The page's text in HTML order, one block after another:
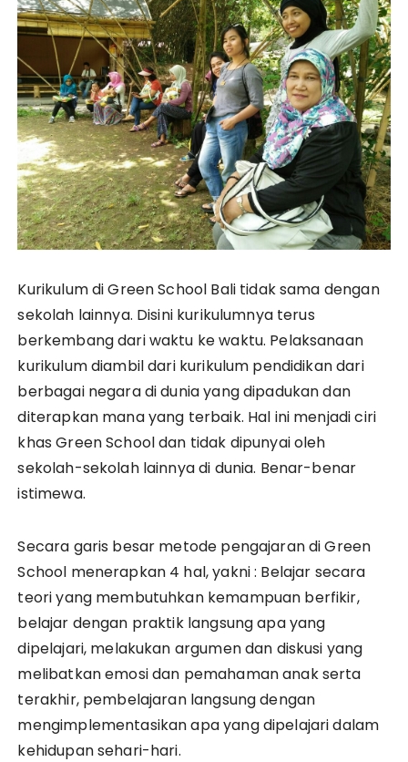
Kurikulum di Green School Bali tidak sama dengan
sekolah lainnya. Disini kurikulumnya terus
berkembang dari waktu ke waktu. Pelaksanaan
kurikulum diambil dari kurikulum pendidikan dari
berbagai negara di dunia yang dipadukan dan
diterapkan mana yang terbaik. Hal ini menjadi ciri
khas Green School dan tidak dipunyai oleh
sekolah-sekolah lainnya di dunia. Benar-benar
istimewa.
Secara garis besar metode pengajaran di Green
School menerapkan 4 hal, yakni : Belajar secara
teori yang membutuhkan kemampuan berfikir,
belajar dengan praktik langsung apa yang
dipelajari, melakukan argumen dan diskusi yang
melibatkan emosi dan pemahaman anak serta
terakhir, pembelajaran langsung dengan
mengimplementasikan apa yang dipelajari dalam
kehidupan sehari-hari.